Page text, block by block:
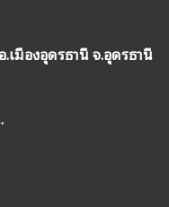
เมืองอุดรธานี จ.อุดรธานี